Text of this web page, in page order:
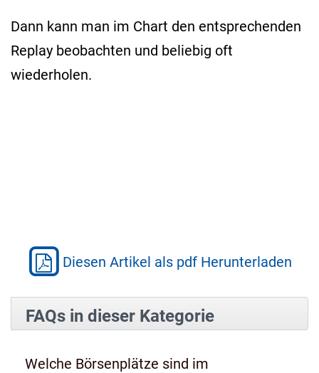
Dann kann man im Chart den entsprechenden
Replay beobachten und beliebig oft
wiederholen.
Diesen Artikel als pdf Herunterladen
FAQs in dieser Kategorie
Welche Börsenplätze sind im